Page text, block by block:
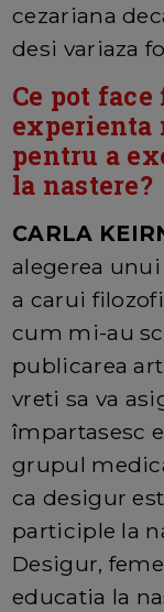
cezariana
desi variaza
Ce pot
experienta
pentru a
la nastere?
CARLA
alegerea
a carui
cum mi-au
publicarea
vreti sa va
împartasesc
grupul
ca desigur
participle la
Desigur,
educatia la